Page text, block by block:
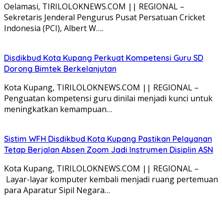
Oelamasi, TIRILOLOKNEWS.COM || REGIONAL –
Sekretaris Jenderal Pengurus Pusat Persatuan Cricket
Indonesia (PCI), Albert W….
Disdikbud Kota Kupang Perkuat Kompetensi Guru SD
Dorong Bimtek Berkelanjutan
Kota Kupang, TIRILOLOKNEWS.COM || REGIONAL –
Penguatan kompetensi guru dinilai menjadi kunci untuk
meningkatkan kemampuan…
Sistim WFH Disdikbud Kota Kupang Pastikan Pelayanan
Tetap Berjalan Absen Zoom Jadi Instrumen Disiplin ASN
Kota Kupang, TIRILOLOKNEWS.COM || REGIONAL –
Layar-layar komputer kembali menjadi ruang pertemuan
para Aparatur Sipil Negara…